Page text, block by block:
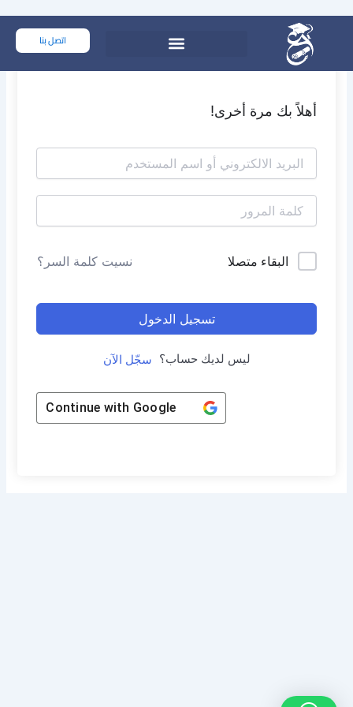
المحتوى
اتصل بنا
أهلاً بك مرة أخرى!
البقاء متصلا نسيت كلمة السر؟
تسجيل الدخول
ليس لديك حساب؟ سجّل الآن
Continue with Google